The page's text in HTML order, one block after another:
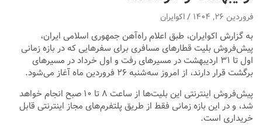
فروردین ۲۶, ۱۴۰۴ اکوایران
به گزارش اکوایران،‌ طبق اعلام راه‌آهن جمهوری اسلامی ایران،
پیش‌فروش بلیت قطارهای مسافری برای سفرهایی که در بازه زمانی
اول تا ۳۱ اردیبهشت در مسیرهای رفت و اول خرداد در مسیرهای
برگشت قرار دارند، از امروز سه‌شنبه ۲۶ فروردین ماه آغاز می‌شود.
پیش‌فروش اینترنتی این بلیت‌ها از ساعت ۸ تا ۱۰ صبح انجام خواهد
شد، و در این بازه زمانی فقط از طریق پلتفرم‌های مجاز اینترنتی قابل
خریداری است.